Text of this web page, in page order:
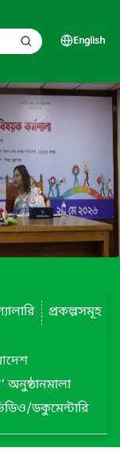
English
প্রকল্পসমূহ
ডকুমেন্টারি